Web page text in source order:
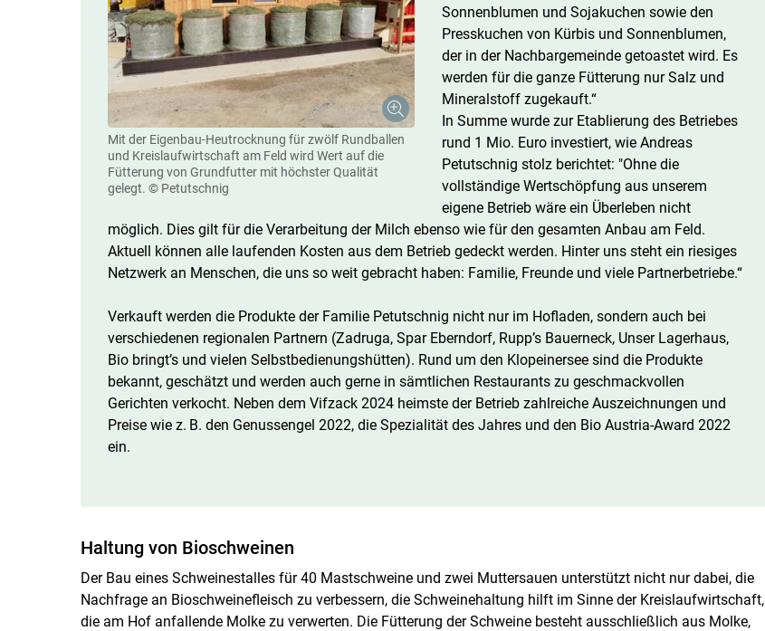
Mit der Eigenbau-Heutrocknung für zwölf Rundballen
und Kreislaufwirtschaft am Feld wird Wert auf die
Fütterung von Grundfutter mit höchster Qualität
gelegt. © Petutschnig
Sonnenblumen und Sojakuchen sowie den
Presskuchen von Kürbis und Sonnenblumen,
der in der Nachbargemeinde getoastet wird. Es
werden für die ganze Fütterung nur Salz und
Mineralstoff zugekauft.“
In Summe wurde zur Etablierung des Betriebes
rund 1 Mio. Euro investiert, wie Andreas
Petutschnig stolz berichtet: "Ohne die
vollständige Wertschöpfung aus unserem
eigene Betrieb wäre ein Überleben nicht
möglich. Dies gilt für die Verarbeitung der Milch ebenso wie für den gesamten Anbau am Feld.
Aktuell können alle laufenden Kosten aus dem Betrieb gedeckt werden. Hinter uns steht ein riesiges
Netzwerk an Menschen, die uns so weit gebracht haben: Familie, Freunde und viele Partnerbetriebe.“
Verkauft werden die Produkte der Familie Petutschnig nicht nur im Hofladen, sondern auch bei
verschiedenen regionalen Partnern (Zadruga, Spar Eberndorf, Rupp’s Bauerneck, Unser Lagerhaus,
Bio bringt’s und vielen ­Selbstbedienungshütten). Rund um den Klopeinersee sind die Produkte
bekannt, geschätzt und werden auch gerne in sämtlichen Restaurants zu geschmackvollen
Gerichten verkocht. Neben dem Vifzack 2024 heimste der Betrieb zahlreiche Auszeichnungen und
Preise wie z. B. den Genussengel 2022, die Spezialität des Jahres und den Bio Austria-Award 2022
ein.
Haltung von Bioschweinen
Der Bau eines Schweinestalles für 40 Mastschweine und zwei Muttersauen unterstützt nicht nur dabei, die
Nachfrage an Bioschweinefleisch zu verbessern, die Schweinehaltung hilft im Sinne der Kreislaufwirtschaft,
die am Hof anfallende Molke zu verwerten. Die Fütterung der Schweine besteht ausschließlich aus Molke,